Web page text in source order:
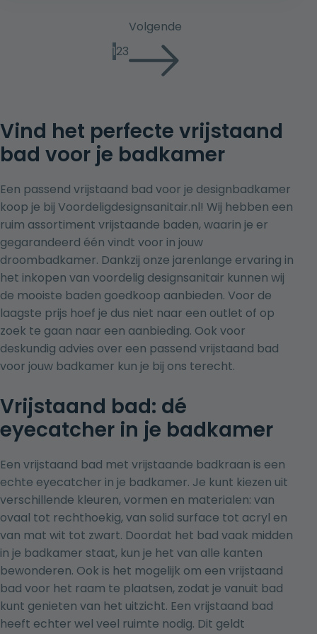
€ 1.899,00.
123
Volgende
Vind het perfecte vrijstaand
bad voor je badkamer
Een passend vrijstaand bad voor je designbadkamer
koop je bij Voordeligdesignsanitair.nl! Wij hebben een
ruim assortiment vrijstaande baden, waarin je er
gegarandeerd één vindt voor in jouw
droombadkamer. Dankzij onze jarenlange ervaring in
het inkopen van voordelig designsanitair kunnen wij
de mooiste baden goedkoop aanbieden. Voor de
laagste prijs hoef je dus niet naar een outlet of op
zoek te gaan naar een aanbieding. Ook voor
deskundig advies over een passend vrijstaand bad
voor jouw badkamer kun je bij ons terecht.
Vrijstaand bad: dé
eyecatcher in je badkamer
Een vrijstaand bad met vrijstaande badkraan is een
echte eyecatcher in je badkamer. Je kunt kiezen uit
verschillende kleuren, vormen en materialen: van
ovaal tot rechthoekig, van solid surface tot acryl en
van mat wit tot zwart. Doordat het bad vaak midden
in je badkamer staat, kun je het van alle kanten
bewonderen. Ook is het mogelijk om een vrijstaand
bad voor het raam te plaatsen, zodat je vanuit bad
kunt genieten van het uitzicht. Een vrijstaand bad
heeft echter wel veel ruimte nodig. Dit geldt